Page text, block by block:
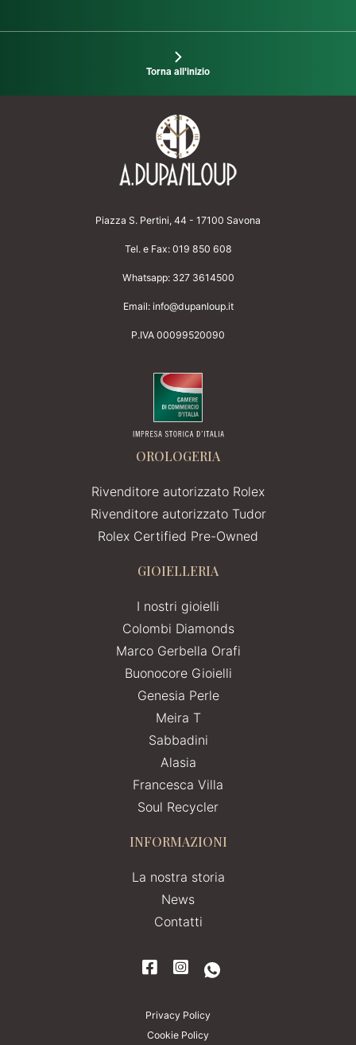
Torna all'inizio
Piazza S. Pertini, 44 - 17100 Savona
Tel. e Fax: 019 850 608
Whatsapp: 327 3614500
Email: info@dupanloup.it
P.IVA 00099520090
OROLOGERIA
Rivenditore autorizzato Rolex
Rivenditore autorizzato Tudor
Rolex Certified Pre-Owned
GIOIELLERIA
I nostri gioielli
Colombi Diamonds
Marco Gerbella Orafi
Buonocore Gioielli
Genesia Perle
Meira T
Sabbadini
Alasia
Francesca Villa
Soul Recycler
INFORMAZIONI
La nostra storia
News
Contatti
Privacy Policy
Cookie Policy